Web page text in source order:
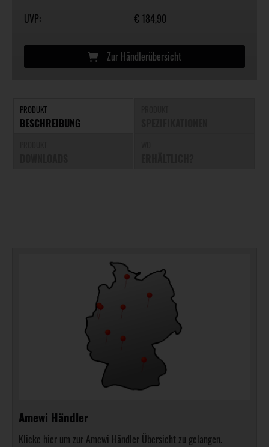
UVP: € 184,90
Zur Händlerübersicht
PRODUKT
BESCHREIBUNG
Amewi Händler
Klicke hier um zur Amewi Händler Übersicht zu gelangen.